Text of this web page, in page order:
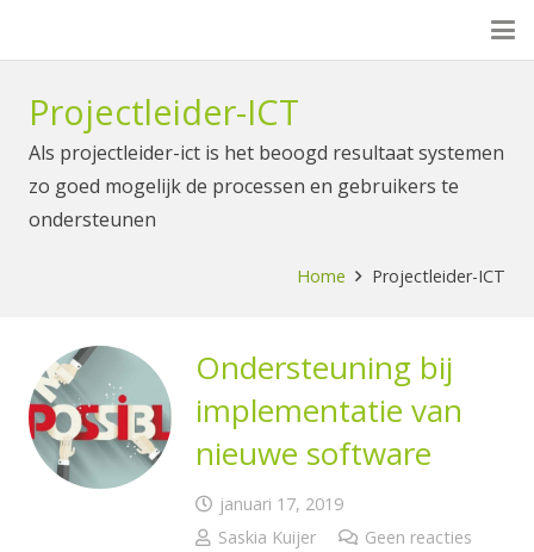
Projectleider-ICT
Als projectleider-ict is het beoogd resultaat systemen
zo goed mogelijk de processen en gebruikers te
ondersteunen
Home Projectleider-ICT
Ondersteuning bij
implementatie van
nieuwe software
januari 17, 2019
Saskia Kuijer
Geen reacties